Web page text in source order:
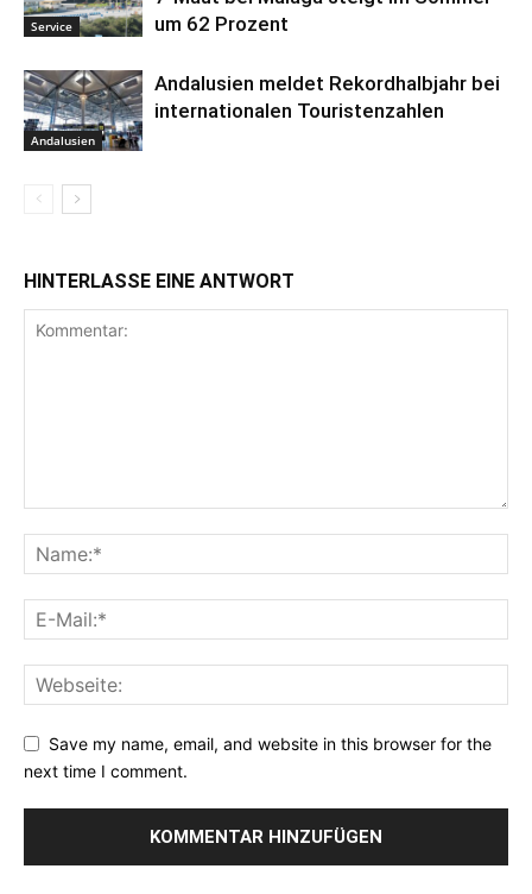
Service
um 62 Prozent
Andalusien
Andalusien meldet Rekordhalbjahr bei
internationalen Touristenzahlen
HINTERLASSE EINE ANTWORT
Save my name, email, and website in this browser for the
next time I comment.